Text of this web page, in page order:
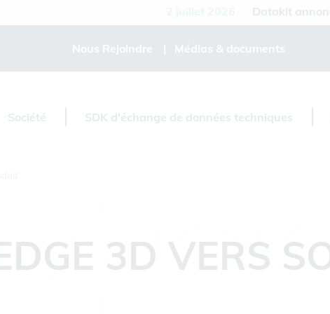
2 juillet 2026 Datakit annonce la
Nous Rejoindre Médias & documents
Société SDK d'échange de données techniques
3D VERS